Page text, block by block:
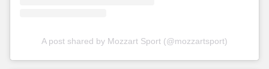
A post shared by Mozzart Sport (@mozzartsport)